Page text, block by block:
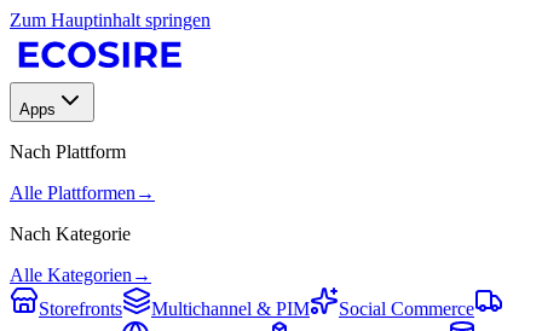
Zum Hauptinhalt springen
Apps
Nach Plattform
Alle Plattformen →
Nach Kategorie
Alle Kategorien →
Storefronts
Multichannel & PIM
Social Commerce